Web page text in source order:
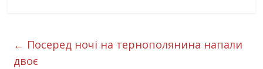
← Посеред ночі на тернополянина напали
двоє